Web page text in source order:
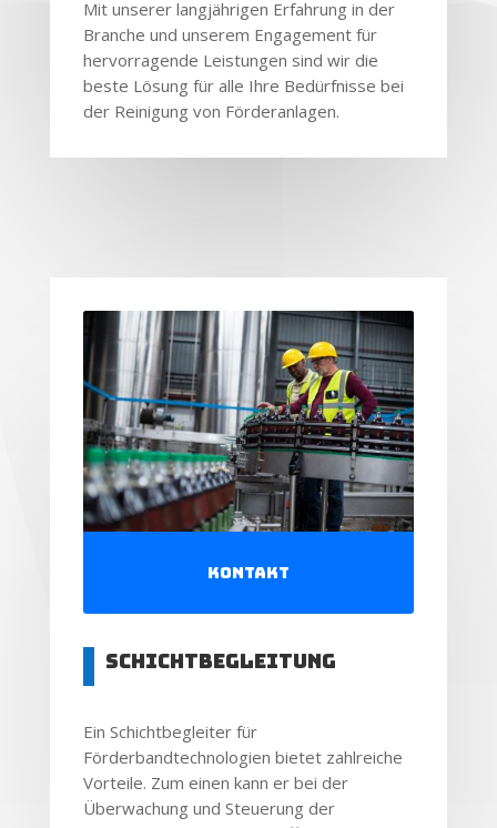
Mit unserer langjährigen Erfahrung in der
Branche und unserem Engagement für
hervorragende Leistungen sind wir die
beste Lösung für alle Ihre Bedürfnisse bei
der Reinigung von Förderanlagen.
Kontakt
Schichtbegleitung
Ein Schichtbegleiter für
Förderbandtechnologien bietet zahlreiche
Vorteile. Zum einen kann er bei der
Überwachung und Steuerung der